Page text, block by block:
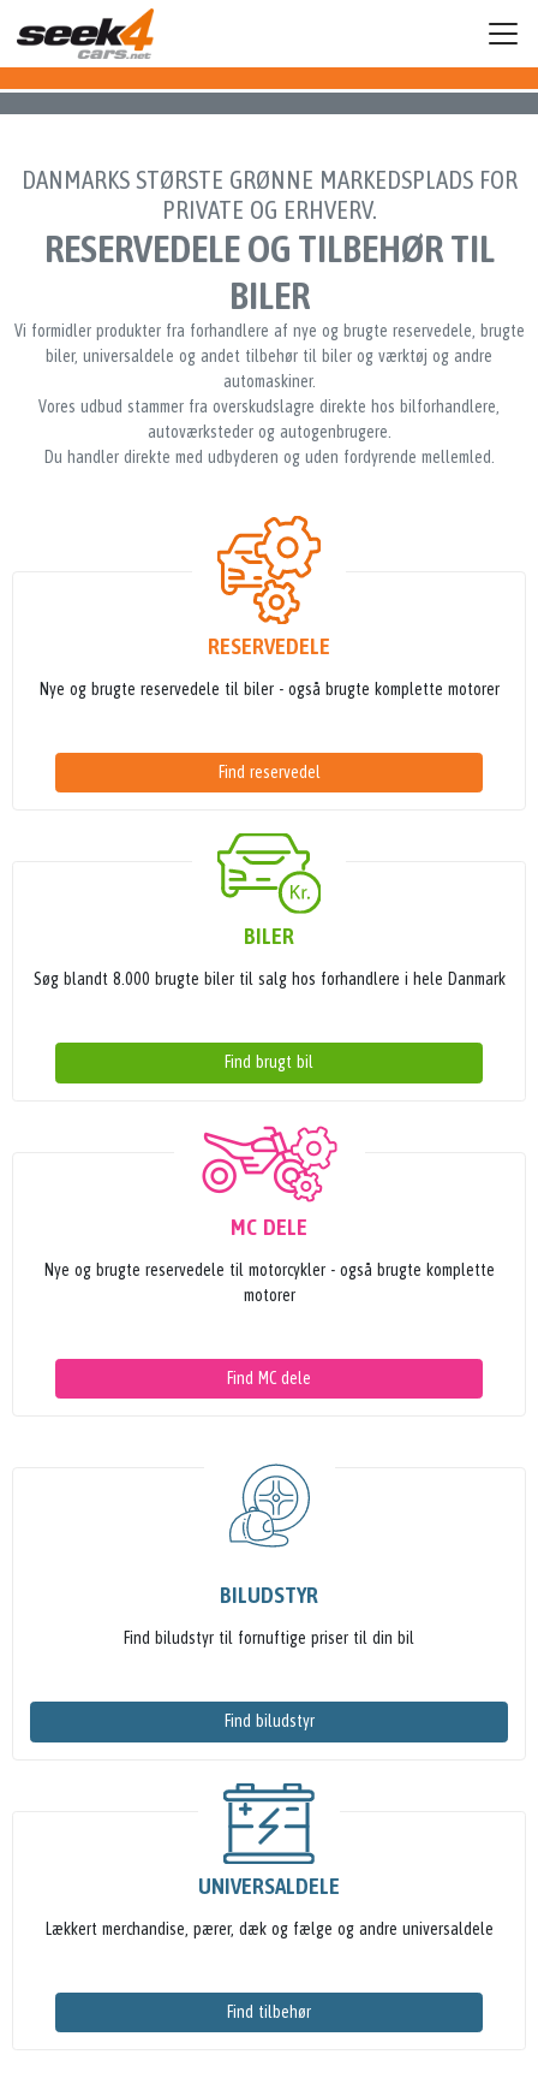
DANMARKS STØRSTE GRØNNE MARKEDSPLADS FOR
PRIVATE OG ERHVERV.
RESERVEDELE OG TILBEHØR TIL
BILER
Vi formidler produkter fra forhandlere af nye og brugte reservedele, brugte
biler, universaldele og andet tilbehør til biler og værktøj og andre
automaskiner.
Vores udbud stammer fra overskudslagre direkte hos bilforhandlere,
autoværksteder og autogenbrugere.
Du handler direkte med udbyderen og uden fordyrende mellemled.
RESERVEDELE
Nye og brugte reservedele til biler - også brugte komplette motorer
Find reservedel
BILER
Søg blandt 8.000 brugte biler til salg hos forhandlere i hele Danmark
Find brugt bil
MC DELE
Nye og brugte reservedele til motorcykler - også brugte komplette
motorer
Find MC dele
BILUDSTYR
Find biludstyr til fornuftige priser til din bil
Find biludstyr
UNIVERSALDELE
Lækkert merchandise, pærer, dæk og fælge og andre universaldele
Find tilbehør